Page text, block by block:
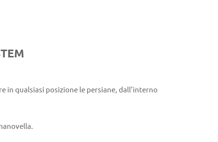
qualsiasi posizione le persiane, dall’interno